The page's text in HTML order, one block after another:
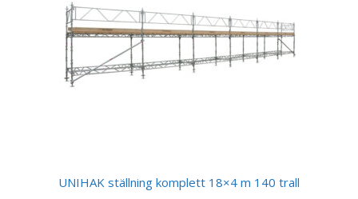
UNIHAK ställning komplett 18×4 m 140 trall